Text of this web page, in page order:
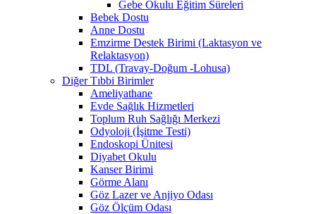
Gebe Okulu Eğitim Süreleri
Bebek Dostu
Anne Dostu
Emzirme Destek Birimi (Laktasyon ve
Relaktasyon)
TDL (Travay-Doğum -Lohusa)
Diğer Tıbbi Birimler
Ameliyathane
Evde Sağlık Hizmetleri
Toplum Ruh Sağlığı Merkezi
Odyoloji (İşitme Testi)
Endoskopi Ünitesi
Diyabet Okulu
Kanser Birimi
Görme Alanı
Göz Lazer ve Anjiyo Odası
Göz Ölçüm Odası